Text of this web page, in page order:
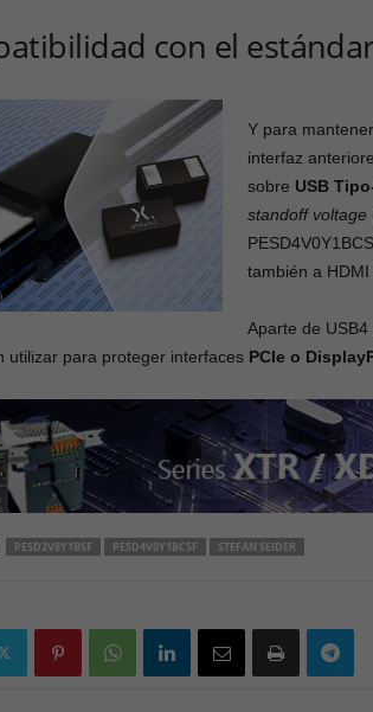
con el
Y para
interfaz
sobre USB
standoff voltage
también a HDMI
Aparte de
utilizar para proteger interfaces PCIe o
PESD2V8Y1BSF PESD4V0Y1BCSF STEFAN SEIDER